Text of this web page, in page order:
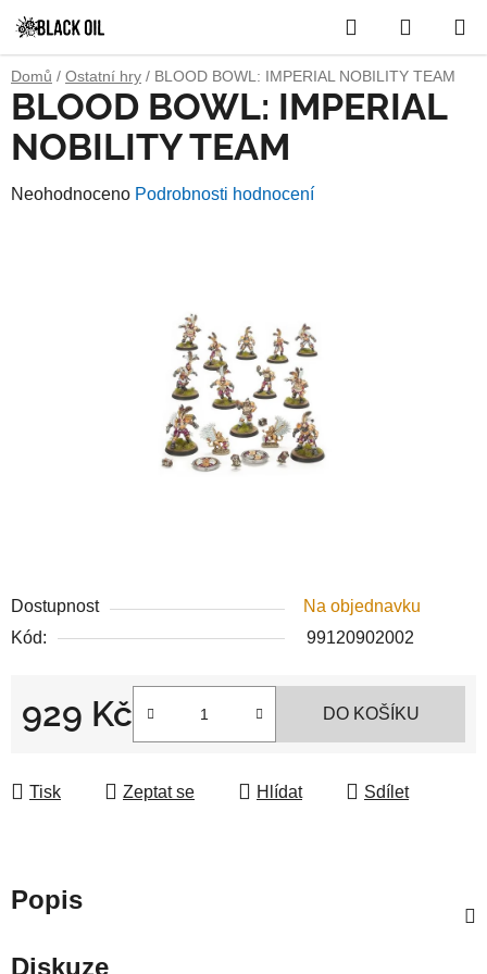
na
obsah
Hledat
KOŠÍK
Domů / Ostatní hry / BLOOD BOWL: IMPERIAL NOBILITY TEAM
Dostupnost
Na objednavku
Kód:
99120902002
929 Kč DO KOŠÍKU
Tisk Zeptat se Hlídat Sdílet
BLOOD BOWL: IMPERIAL
NOBILITY TEAM
Průměrné
Neohodnoceno Podrobnosti hodnocení
Popis
Diskuze